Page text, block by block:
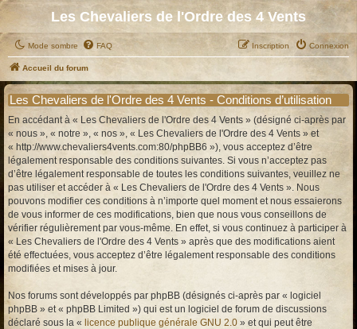
Les Chevaliers de l'Ordre des 4 Vents
Mode sombre FAQ Connexion
Inscription
Accueil du forum
Les Chevaliers de l'Ordre des 4 Vents - Conditions d’utilisation
En accédant à « Les Chevaliers de l'Ordre des 4 Vents » (désigné ci-après par
« nous », « notre », « nos », « Les Chevaliers de l'Ordre des 4 Vents » et
« http://www.chevaliers4vents.com:80/phpBB6 »), vous acceptez d’être
légalement responsable des conditions suivantes. Si vous n’acceptez pas
d’être légalement responsable de toutes les conditions suivantes, veuillez ne
pas utiliser et accéder à « Les Chevaliers de l'Ordre des 4 Vents ». Nous
pouvons modifier ces conditions à n’importe quel moment et nous essaierons
de vous informer de ces modifications, bien que nous vous conseillons de
vérifier régulièrement par vous-même. En effet, si vous continuez à participer à
« Les Chevaliers de l'Ordre des 4 Vents » après que des modifications aient
été effectuées, vous acceptez d’être légalement responsable des conditions
modifiées et mises à jour.
Nos forums sont développés par phpBB (désignés ci-après par « logiciel
phpBB » et « phpBB Limited ») qui est un logiciel de forum de discussions
déclaré sous la « licence publique générale GNU 2.0 » et qui peut être